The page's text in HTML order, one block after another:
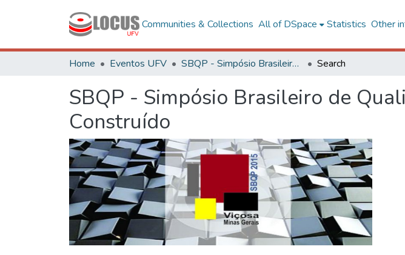
Communities & Collections All of DSpace Statistics Other
Home Eventos UFV SBQP - Simpósio Brasileiro de Qualidade do Projeto no Ambiente Construído Search
SBQP - Simpósio Brasileiro de
Construído